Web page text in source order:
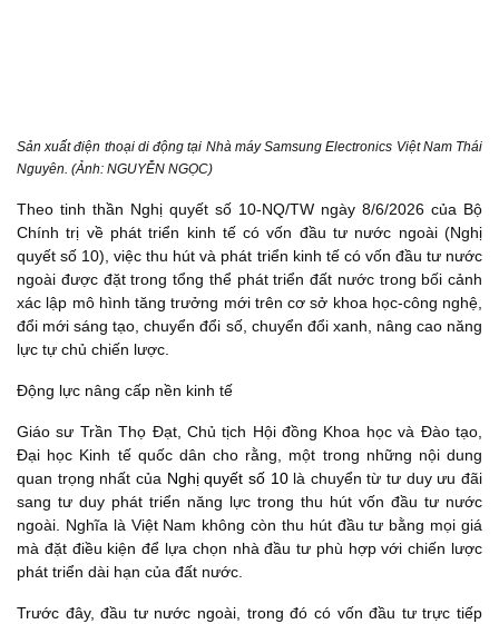
Sản xuất điện thoại di động tại Nhà máy Samsung Electronics Việt Nam Thái
Nguyên. (Ảnh: NGUYỄN NGỌC)
Theo tinh thần Nghị quyết số 10-NQ/TW ngày 8/6/2026 của Bộ
Chính trị về phát triển kinh tế có vốn đầu tư nước ngoài (Nghị
quyết số 10), việc thu hút và phát triển kinh tế có vốn đầu tư nước
ngoài được đặt trong tổng thể phát triển đất nước trong bối cảnh
xác lập mô hình tăng trưởng mới trên cơ sở khoa học-công nghệ,
đổi mới sáng tạo, chuyển đổi số, chuyển đổi xanh, nâng cao năng
lực tự chủ chiến lược.
Động lực nâng cấp nền kinh tế
Giáo sư Trần Thọ Đạt, Chủ tịch Hội đồng Khoa học và Đào tạo,
Đại học Kinh tế quốc dân cho rằng, một trong những nội dung
quan trọng nhất của Nghị quyết số 10là chuyển từ tư duy ưu đãi
sang tư duy phát triển năng lực trong thu hút vốn đầu tư nước
ngoài. Nghĩa là Việt Nam không còn thu hút đầu tư bằng mọi giá
mà đặt điều kiện để lựa chọn nhà đầu tư phù hợp với chiến lược
phát triển dài hạn của đất nước.
Trước đây, đầu tư nước ngoài, trong đó có vốn đầu tư trực tiếp